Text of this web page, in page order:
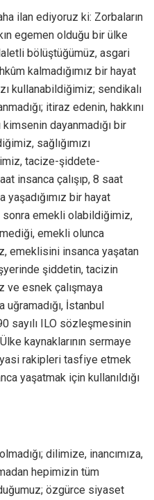
ilan ediyoruz ki: Zorbaların
egemen olduğu bir ülke
bölüştüğümüz, asgari
kalmadığımız bir hayat
kullanabildiğimiz; sendikalı
itiraz edenin, hakkını
kimsenin dayanmadığı bir
sağlığımızı
tacize-şiddete-
insanca çalışıp, 8 saat
bir hayat
sonra emekli olabildiğimiz,
emekli olunca
emeklisini insanca yaşatan
şiddetin, tacizin
ve esnek çalışmaya
uğramadığı, İstanbul
sayılı ILO sözleşmesinin
kaynaklarının sermaye
rakipleri tasfiye etmek
yaşatmak için kullanıldığı
dilimize, inancımıza,
hepimizin tüm
özgürce siyaset